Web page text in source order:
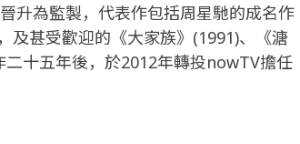
升為監製，代表作包括周星馳的成名作
及甚受歡迎的《大家族》(1991)、《溏
十五年後，於2012年轉投nowTV擔任